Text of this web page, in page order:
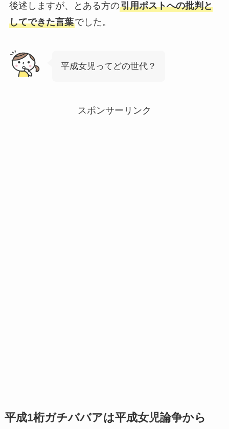
後述しますが、とある方の引用ポストへの批判と
してできた言葉でした。
平成女児ってどの世代？
スポンサーリンク
平成1桁ガチババアは平成女児論争から